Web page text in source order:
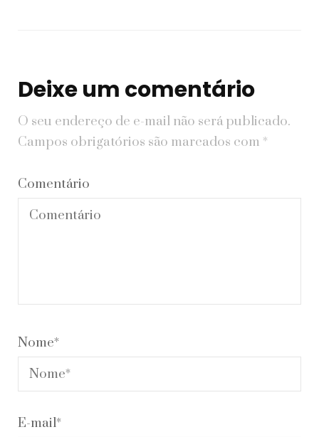
Deixe um comentário
O seu endereço de e-mail não será publicado.
Campos obrigatórios são marcados com *
Comentário
Nome*
E-mail*